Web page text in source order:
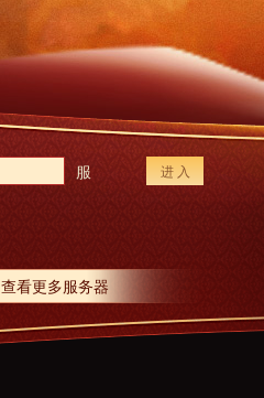
服 进 入
查看更多服务器